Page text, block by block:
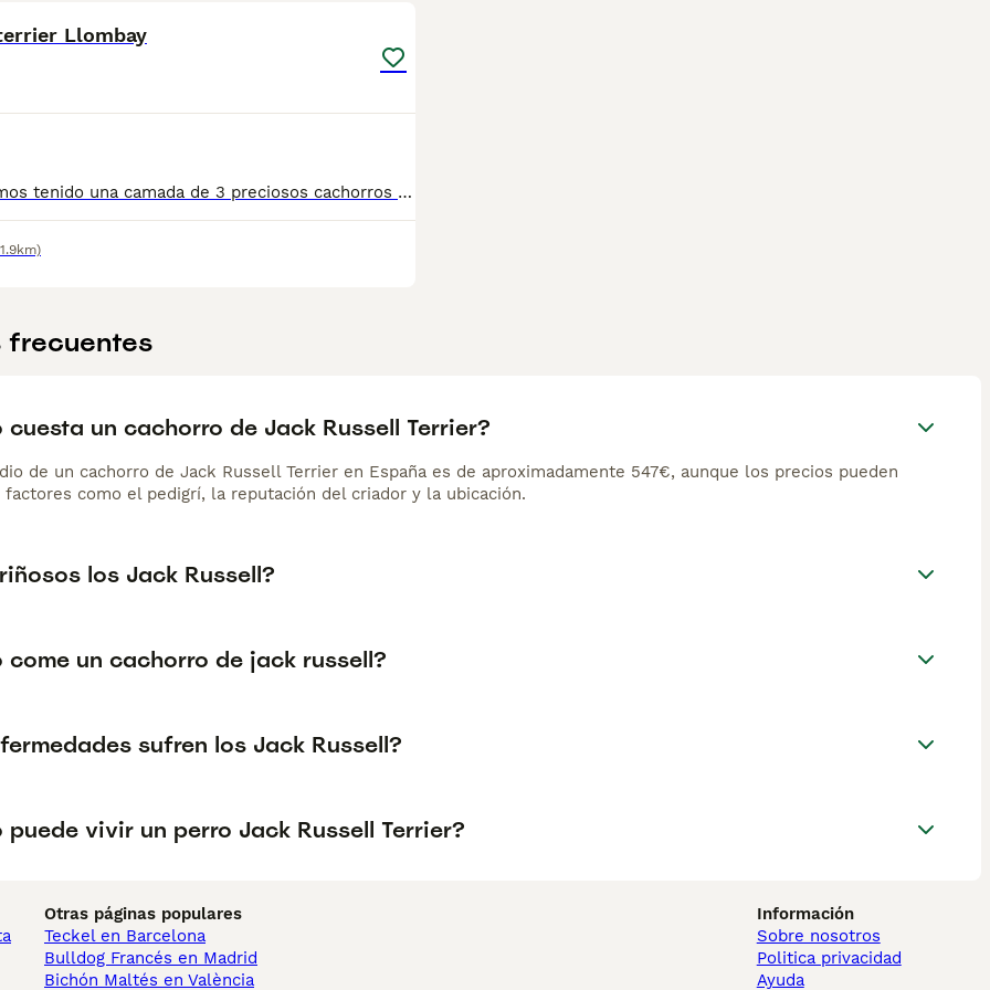
Llombay
actualmente hemos tenido una camada de 3 preciosos cachorros pelo broken 2 hembras y 1 macho disponible LOLO, LOLA Y LULA
frecuentes
cuesta un cachorro de Jack Russell Terrier?
de un cachorro de Jack Russell Terrier en España es de aproximadamente 547€, aunque los precios pueden
factores como el pedigrí, la reputación del criador y la ubicación.
los Jack Russell?
come un cachorro de jack russell?
sufren los Jack Russell?
puede vivir un perro Jack Russell Terrier?
Otras páginas populares
Teckel en Barcelona
Bulldog Francés en Madrid
Bichón Maltés en València
Información
Sobre nosotros
Politica privacidad
Ayuda